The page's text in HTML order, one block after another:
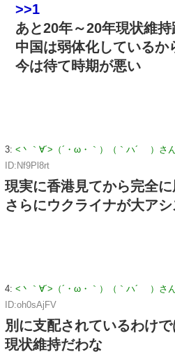
>>1
あと20年～20年現状維
中国は弱体化しているか
今は待て時期が悪い
3: <丶｀∀´>（´・ω・｀）（｀ハ´ ）さ
ID:Nf9Pl8rt
現実に香港見てから完全
さらにウクライナが大アシ
4: <丶｀∀´>（´・ω・｀）（｀ハ´ ）さ
ID:oh0sAjFV
別に支配されているわけ
現状維持だわな